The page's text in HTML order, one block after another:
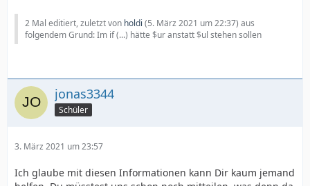
2 Mal editiert, zuletzt von holdi (5. März 2021 um 22:37) aus
folgendem Grund: Im if (...) hätte $ur anstatt $ul stehen sollen
jonas3344
Schüler
3. März 2021 um 23:57
Ich glaube mit diesen Informationen kann Dir kaum jemand